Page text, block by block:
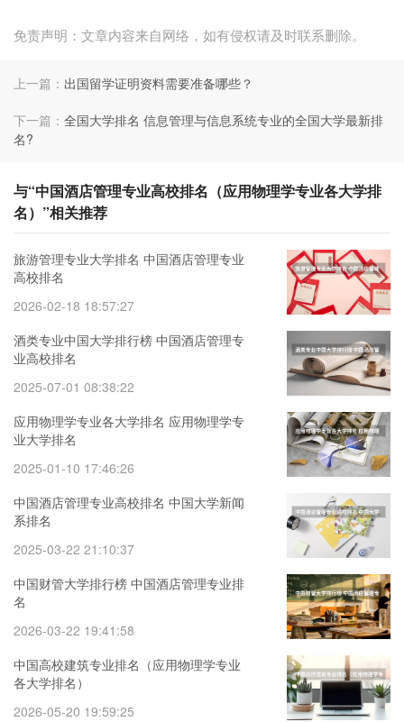
免责声明：文章内容来自网络，如有侵权请及时联系删除。
上一篇： 出国留学证明资料需要准备哪些？
下一篇： 全国大学排名 信息管理与信息系统专业的全国大学最新排
名?
与“中国酒店管理专业高校排名（应用物理学专业各大学排
名）”相关推荐
旅游管理专业大学排名 中国酒店管理专业
高校排名
2026-02-18 18:57:27
酒类专业中国大学排行榜 中国酒店管理专
业高校排名
2025-07-01 08:38:22
应用物理学专业各大学排名 应用物理学专
业大学排名
2025-01-10 17:46:26
中国酒店管理专业高校排名 中国大学新闻
系排名
2025-03-22 21:10:37
中国财管大学排行榜 中国酒店管理专业排
名
2026-03-22 19:41:58
中国高校建筑专业排名（应用物理学专业
各大学排名）
2026-05-20 19:59:25